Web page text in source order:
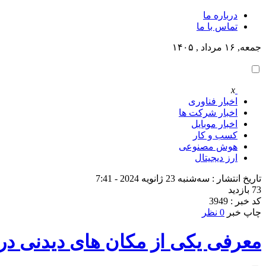
درباره ما
تماس با ما
جمعه, ۱۶ مرداد , ۱۴۰۵
x
اخبار فناوری
اخبار شرکت ها
اخبار موبایل
کسب و کار
هوش مصنوعی
ارز دیجیتال
تاریخ انتشار : سه‌شنبه 23 ژانویه 2024 - 7:41
73 بازدید
کد خبر : 3949
چاپ خبر 0 نظر
معرفی یکی از مکان های دیدنی